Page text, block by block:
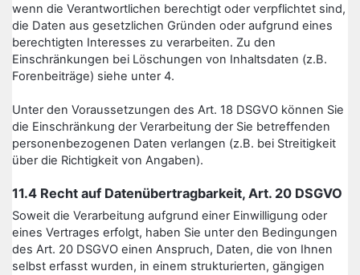
wenn die Verantwortlichen berechtigt oder verpflichtet sind,
die Daten aus gesetzlichen Gründen oder aufgrund eines
berechtigten Interesses zu verarbeiten. Zu den
Einschränkungen bei Löschungen von Inhaltsdaten (z.B.
Forenbeiträge) siehe unter 4.
Unter den Voraussetzungen des Art. 18 DSGVO können Sie
die Einschränkung der Verarbeitung der Sie betreffenden
personenbezogenen Daten verlangen (z.B. bei Streitigkeit
über die Richtigkeit von Angaben).
11.4 Recht auf Datenübertragbarkeit, Art. 20 DSGVO
Soweit die Verarbeitung aufgrund einer Einwilligung oder
eines Vertrages erfolgt, haben Sie unter den Bedingungen
des Art. 20 DSGVO einen Anspruch, Daten, die von Ihnen
selbst erfasst wurden, in einem strukturierten, gängigen